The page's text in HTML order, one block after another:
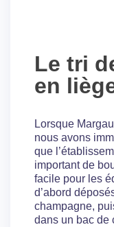
Le tri
en
Lorsque
nous avons
que
important de
facile pour les
d’abord
champagne,
dans un bac de